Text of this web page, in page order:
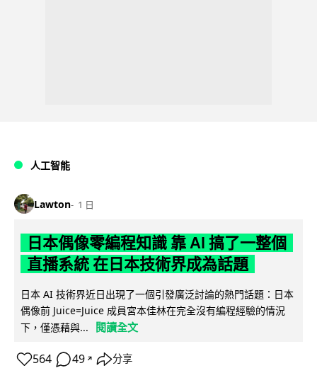
人工智能
Lawton 1 日
日本偶像零編程知識 靠 AI 搞了一整個
直播系統 在日本技術界成為話題
日本 AI 技術界近日出現了一個引發廣泛討論的熱門話題：日本
偶像前 Juice=Juice 成員宮本佳林在完全沒有編程經驗的情況
下，僅憑藉與...
閱讀全文
564 49 ↗ 分享